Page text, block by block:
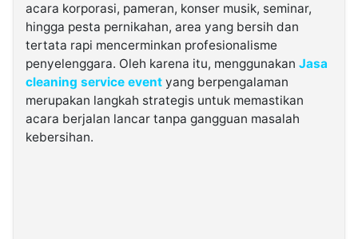
Kabarbaru.co
2026
Kabarbaru
Media
Holding
acara korporasi, pameran, konser musik, seminar,
hingga pesta pernikahan, area yang bersih dan
tertata rapi mencerminkan profesionalisme
penyelenggara. Oleh karena itu, menggunakan Jasa
cleaning service event yang berpengalaman
merupakan langkah strategis untuk memastikan
acara berjalan lancar tanpa gangguan masalah
kebersihan.